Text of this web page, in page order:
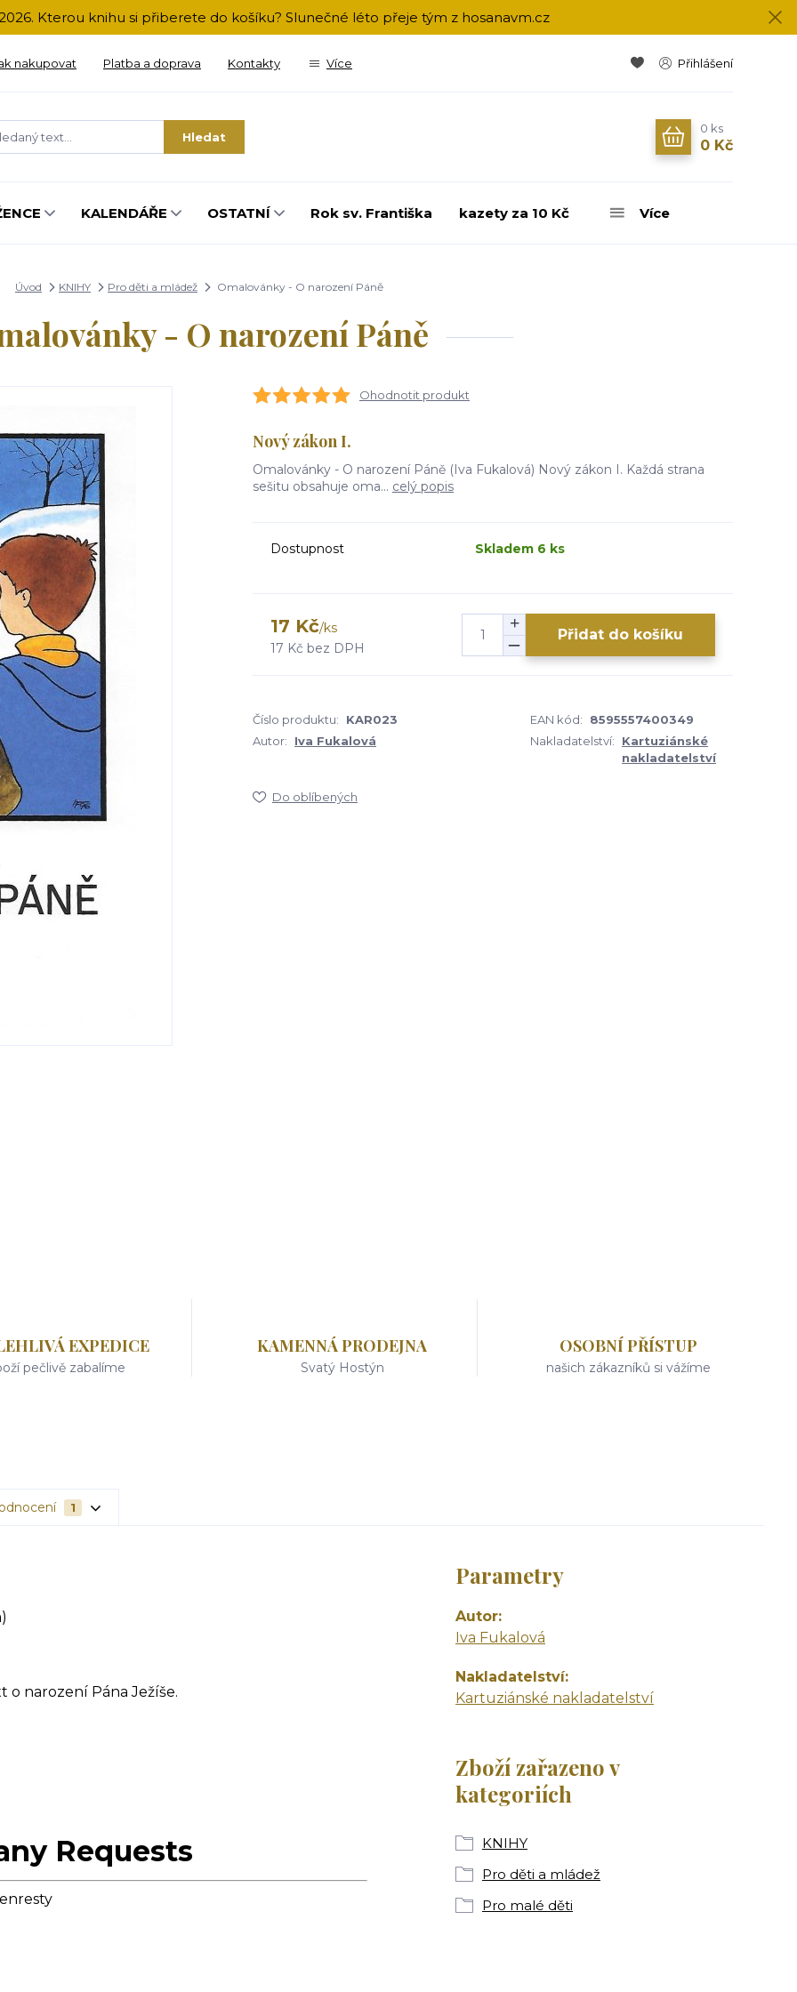
Kterou knihu si přiberete do košíku? Slunečné léto přeje tým z hosanavm.cz
nakupovat Platba a doprava Kontakty Více Přihlášení
Hledat
0 ks
0 Kč
KALENDÁŘE OSTATNÍ Rok sv. Františka kazety za 10 Kč Více
Úvod KNIHY Pro děti a mládež Omalovánky - O narození Páně
- O narození Páně
Ohodnotit produkt
Nový zákon I.
Omalovánky - O narození Páně (Iva Fukalová) Nový zákon I. Každá strana
sešitu obsahuje oma... celý popis
Dostupnost Skladem 6 ks
17 Kč/ks
17 Kč bez DPH
Přidat do košíku
Číslo produktu: KAR023 EAN kód:
8595557400349
Autor:
Iva Fukalová Nakladatelství:
Kartuziánské
nakladatelství
Do oblíbených
EXPEDICE
pečlivě zabalíme
KAMENNÁ PRODEJNA
Svatý Hostýn
OSOBNÍ PŘÍSTUP
našich zákazníků si vážíme
1
o narození Pána Ježíše.
Requests
Parametry
Autor
Iva Fukalová
Nakladatelství
Kartuziánské nakladatelství
Zboží zařazeno v
kategoriích
KNIHY
Pro děti a mládež
Pro malé děti